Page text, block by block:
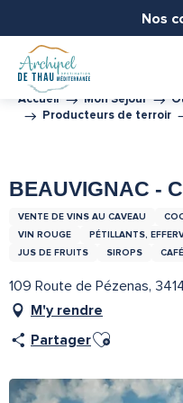
contenu
principal
Nos
Accueil Mon Séjour
Producteurs de terroir
BEAUVIGNAC -
VENTE DE VINS AU CAVEAU
VIN ROUGE
PÉTILLANTS,
JUS DE FRUITS
SIROPS
109 Route de Pézenas,
M'y rendre
PartagerAjouter aux